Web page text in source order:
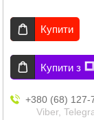
Купити
Купити з
+380 (68) 127-
Viber,